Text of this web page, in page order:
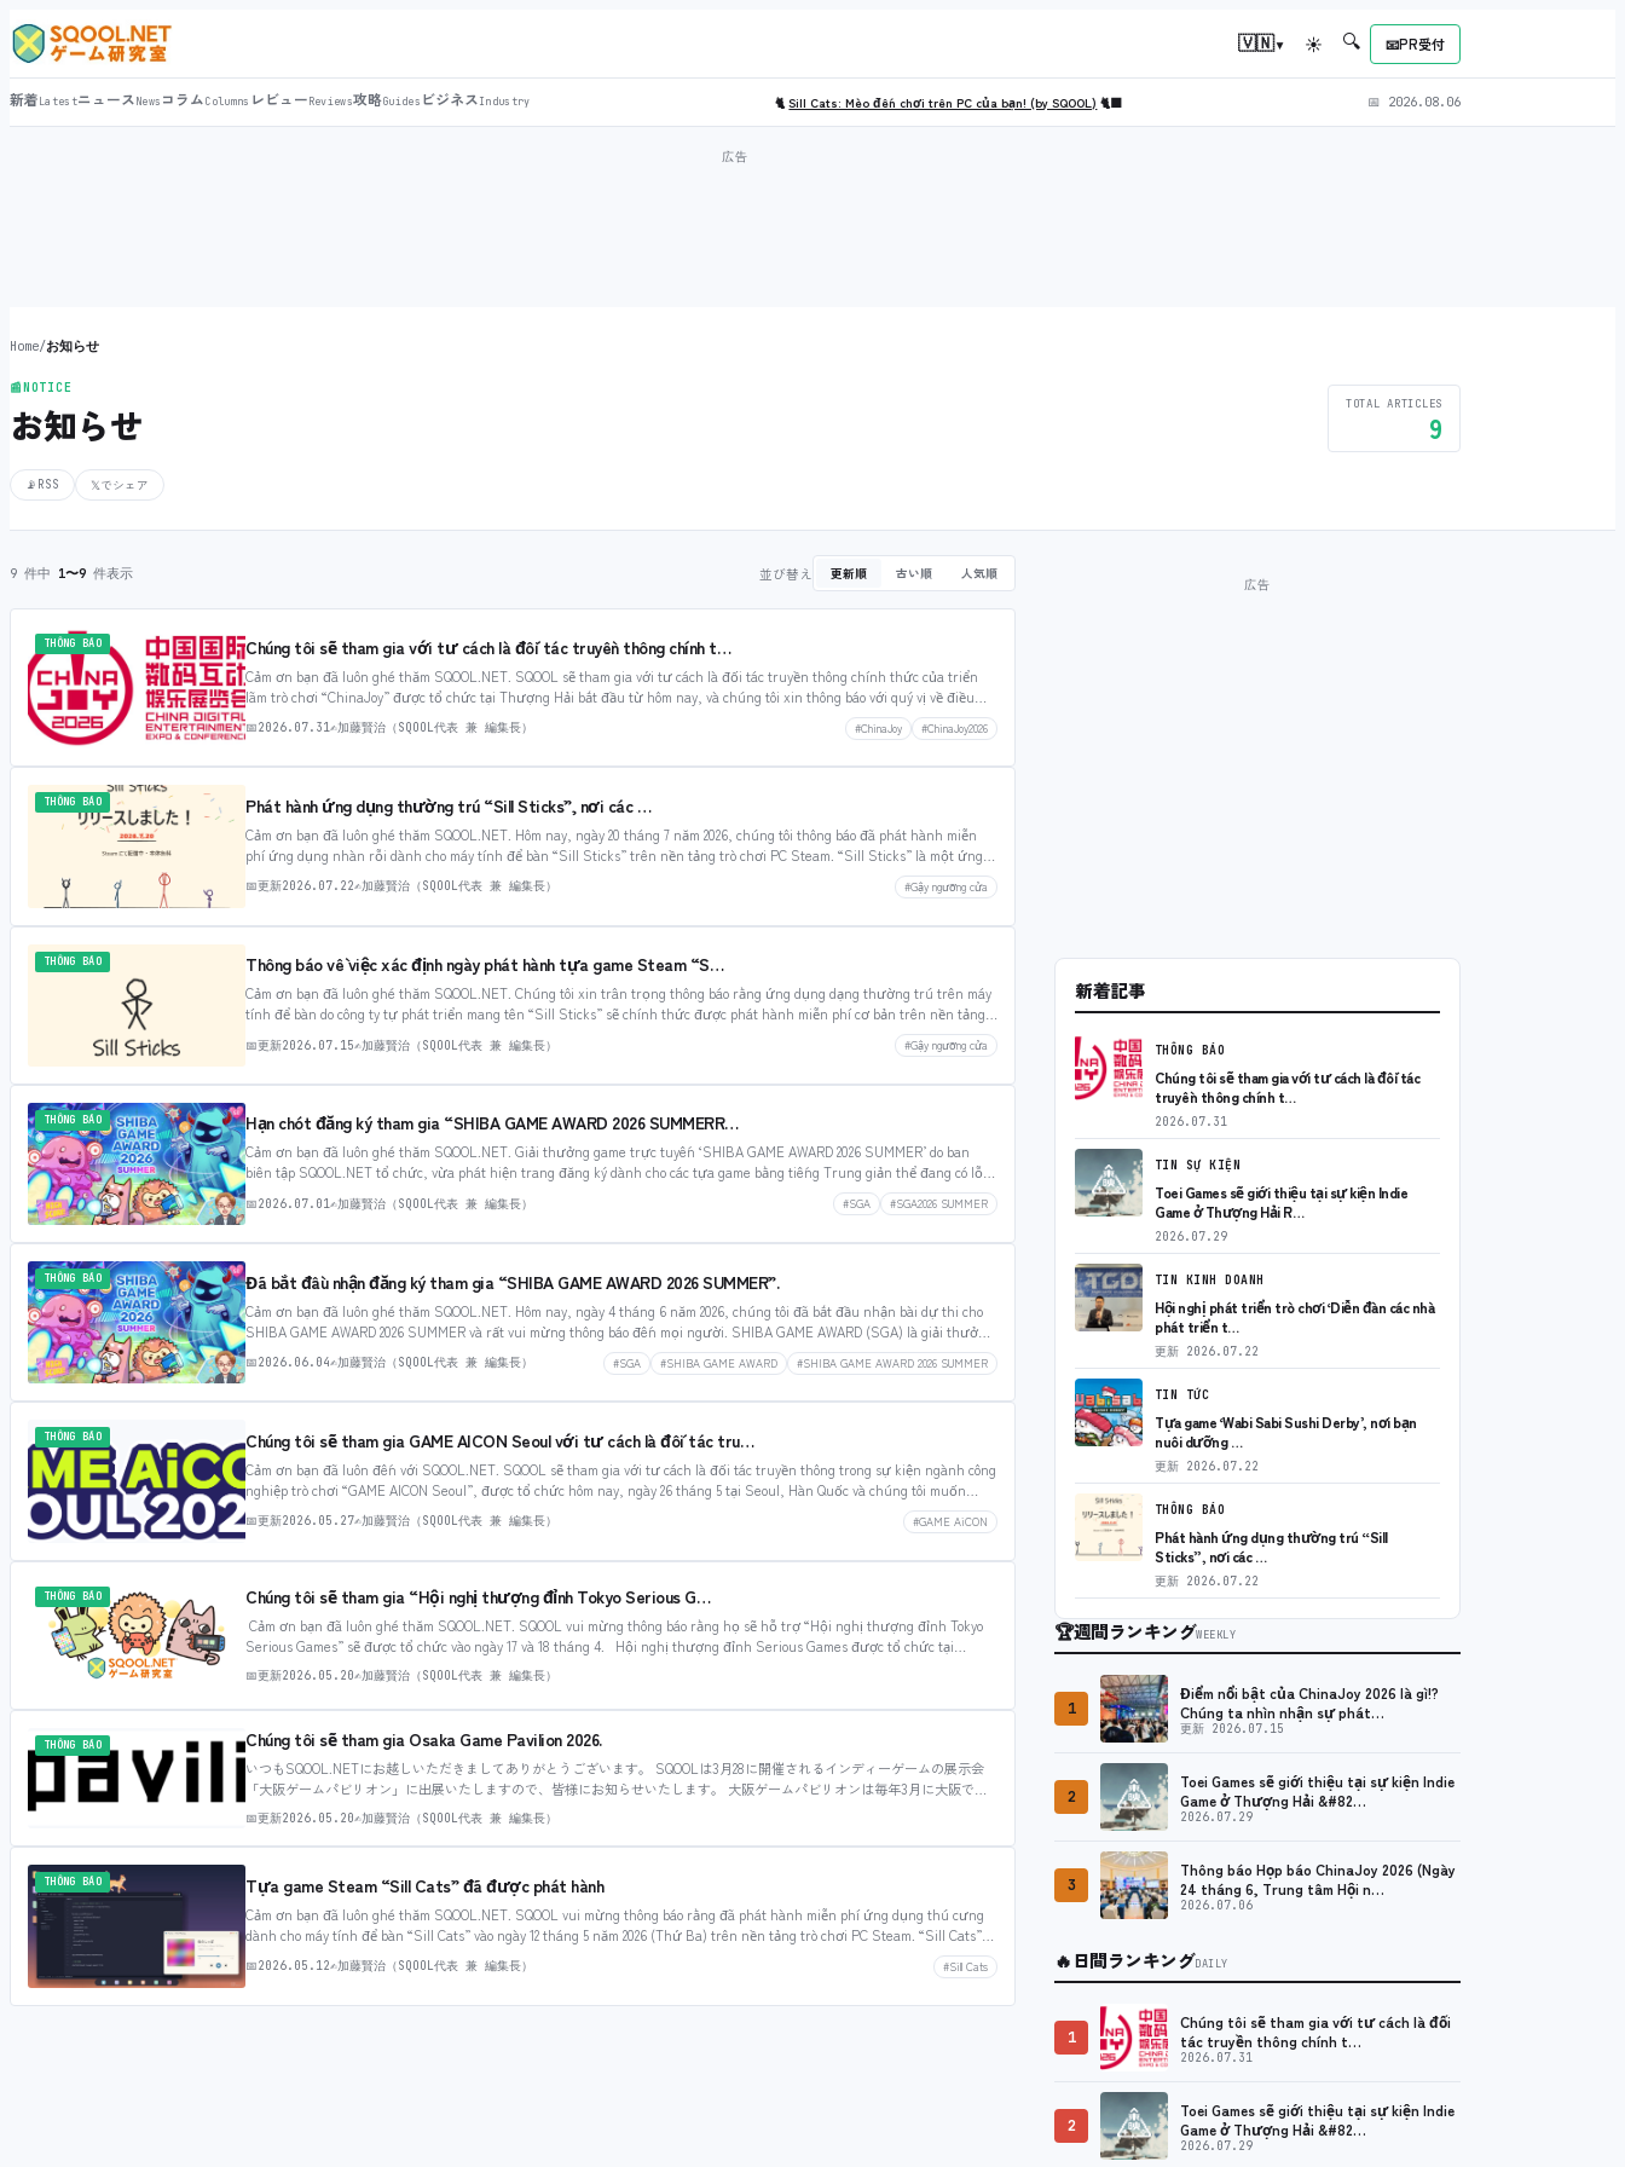
🇻🇳▾ ☀ 🔍 📧PR受付
新着LatestニュースNews コラムColumns レビューReviews攻略Guides ビジネスIndustry 🐈Sill Cats: Mèo đến chơi trên PC của bạn! (by SQOOL) 🐈‍⬛ 📅 2026.08.06
Home/お知らせ
📰NOTICE
お知らせ TOTAL ARTICLES
9
📡 RSS 𝕏でシェア
9 件中 1〜9 件表示 並び替え 更新順 古い順 人気順
THÔNG BÁO Chúng tôi sẽ tham gia với tư cách là đối tác truyền thông chính t…
Cảm ơn bạn đã luôn ghé thăm SQOOL.NET. SQOOL sẽ tham gia với tư cách là đối tác truyền thông chính thức của triển
lãm trò chơi “ChinaJoy” được tổ chức tại Thượng Hải bắt đầu từ hôm nay, và chúng tôi xin thông báo với quý vị về điều…
📅2026.07.31✍加藤賢治（SQOOL代表 兼 編集長） #ChinaJoy #ChinaJoy2026
THÔNG BÁO Phát hành ứng dụng thường trú “Sill Sticks”, nơi các …
Cảm ơn bạn đã luôn ghé thăm SQOOL.NET. Hôm nay, ngày 20 tháng 7 năm 2026, chúng tôi thông báo đã phát hành miễn
phí ứng dụng nhàn rỗi dành cho máy tính để bàn “Sill Sticks” trên nền tảng trò chơi PC Steam. “Sill Sticks” là một ứng
dụng…
📅更新2026.07.22✍加藤賢治（SQOOL代表 兼 編集長） #Gậy ngưỡng cửa
THÔNG BÁO Thông báo về việc xác định ngày phát hành tựa game Steam “S…
Cảm ơn bạn đã luôn ghé thăm SQOOL.NET. Chúng tôi xin trân trọng thông báo rằng ứng dụng dạng thường trú trên máy
tính để bàn do công ty tự phát triển mang tên “Sill Sticks” sẽ chính thức được phát hành miễn phí cơ bản trên nền tảng
📅更新2026.07.15✍加藤賢治（SQOOL代表 兼 編集長） #Gậy ngưỡng cửa
THÔNG BÁO Hạn chót đăng ký tham gia “SHIBA GAME AWARD 2026 SUMMERR…
Cảm ơn bạn đã luôn ghé thăm SQOOL.NET. Giải thưởng game trực tuyến ‘SHIBA GAME AWARD 2026 SUMMER’ do ban
biên tập SQOOL.NET tổ chức, vừa phát hiện trang đăng ký dành cho các tựa game bằng tiếng Trung giản thể đang có lỗi.
Mặc dù các vấn đề đã…
📅2026.07.01✍加藤賢治（SQOOL代表 兼 編集長） #SGA #SGA2026 SUMMER
THÔNG BÁO Đã bắt đầu nhận đăng ký tham gia “SHIBA GAME AWARD 2026 SUMMER”.
Cảm ơn bạn đã luôn ghé thăm SQOOL.NET. Hôm nay, ngày 4 tháng 6 năm 2026, chúng tôi đã bắt đầu nhận bài dự thi cho
SHIBA GAME AWARD 2026 SUMMER và rất vui mừng thông báo đến mọi người. SHIBA GAME AWARD (SGA) là giải thưởng
📅2026.06.04✍加藤賢治（SQOOL代表 兼 編集長） #SGA #SHIBA GAME AWARD #SHIBA GAME AWARD 2026 SUMMER
THÔNG BÁO Chúng tôi sẽ tham gia GAME AICON Seoul với tư cách là đối tác tru…
Cảm ơn bạn đã luôn đến với SQOOL.NET. SQOOL sẽ tham gia với tư cách là đối tác truyền thông trong sự kiện ngành công
nghiệp trò chơi “GAME AICON Seoul”, được tổ chức hôm nay, ngày 26 tháng 5 tại Seoul, Hàn Quốc và chúng tôi muốn
thông báo…
📅更新2026.05.27✍加藤賢治（SQOOL代表 兼 編集長） #GAME AiCON
THÔNG BÁO Chúng tôi sẽ tham gia “Hội nghị thượng đỉnh Tokyo Serious G…
Cảm ơn bạn đã luôn ghé thăm SQOOL.NET. SQOOL vui mừng thông báo rằng họ sẽ hỗ trợ “Hội nghị thượng đỉnh Tokyo
Serious Games” sẽ được tổ chức vào ngày 17 và 18 tháng 4. Hội nghị thượng đỉnh Serious Games được tổ chức tại
Kyoto…
📅更新2026.05.20✍加藤賢治（SQOOL代表 兼 編集長）
THÔNG BÁO Chúng tôi sẽ tham gia Osaka Game Pavilion 2026.
いつもSQOOL.NETにお越しいただきましてありがとうございます。 SQOOLは3月28に開催されるインディーゲームの展示会
「大阪ゲームパビリオン」に出展いたしますので、皆様にお知らせいたします。 大阪ゲームパビリオンは毎年3月に大阪で開
催されるインディーゲームの展示会で、2023年3月に第一回目がかいさいされ、ことして三回目の開催となります。 SQOOLは
自社パブリッシングタイトルの「ウイルスハンター」に加え、SHIBA GAME AWARDで大賞を獲得した「Robot Hospice」
「With My Past」などを展示いたします。 大阪ゲームパビリオン公式サイト
📅更新2026.05.20✍加藤賢治（SQOOL代表 兼 編集長）
THÔNG BÁO Tựa game Steam “Sill Cats” đã được phát hành
Cảm ơn bạn đã luôn ghé thăm SQOOL.NET. SQOOL vui mừng thông báo rằng đã phát hành miễn phí ứng dụng thú cưng
dành cho máy tính để bàn “Sill Cats” vào ngày 12 tháng 5 năm 2026 (Thứ Ba) trên nền tảng trò chơi PC Steam. “Sill Cats”
📅2026.05.12✍加藤賢治（SQOOL代表 兼 編集長） #Sill Cats
新着記事
THÔNG BÁO
Chúng tôi sẽ tham gia với tư cách là đối tác
truyền thông chính t…
2026.07.31
TIN SỰ KIỆN
Toei Games sẽ giới thiệu tại sự kiện Indie
Game ở Thượng Hải R…
2026.07.29
TIN KINH DOANH
Hội nghị phát triển trò chơi ‘Diễn đàn các nhà
phát triển t…
更新 2026.07.22
TIN TỨC
Tựa game ‘Wabi Sabi Sushi Derby’, nơi bạn
nuôi dưỡng …
更新 2026.07.22
THÔNG BÁO
Phát hành ứng dụng thường trú “Sill
Sticks”, nơi các …
更新 2026.07.22
🏆週間ランキングWEEKLY
1
Điểm nổi bật của ChinaJoy 2026 là gì!?
Chúng ta nhìn nhận sự phát…
更新 2026.07.15
2
Toei Games sẽ giới thiệu tại sự kiện Indie
Game ở Thượng Hải &#82…
2026.07.29
3
Thông báo Họp báo ChinaJoy 2026 (Ngày
24 tháng 6, Trung tâm Hội n…
2026.07.06
🔥日間ランキングDAILY
1
Chúng tôi sẽ tham gia với tư cách là đối
tác truyền thông chính t…
2026.07.31
2
Toei Games sẽ giới thiệu tại sự kiện Indie
Game ở Thượng Hải &#82…
2026.07.29